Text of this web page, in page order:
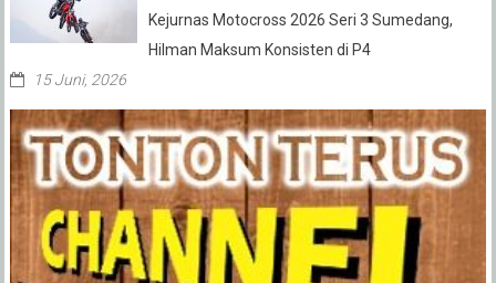
Kejurnas Motocross 2026 Seri 3 Sumedang,
Hilman Maksum Konsisten di P4
15 Juni, 2026